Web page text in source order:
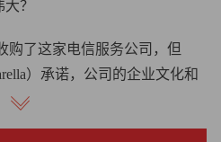
？
购了这家电信服务公司，但
）承诺，公司的企业文化和
工及其配偶提供一定补贴，参